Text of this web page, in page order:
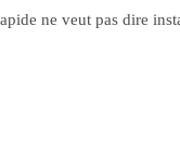
ne veut pas dire